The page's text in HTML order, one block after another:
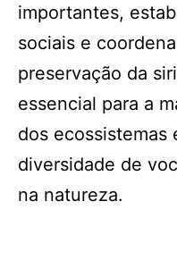
importantes,
sociais e
preservação da
essencial para a
dos ecossistemas
diversidade de
na natureza.